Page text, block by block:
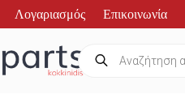
Λογαριασμός Επικοινωνία
Products
search